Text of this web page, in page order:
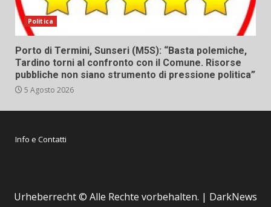
Politica
Porto di Termini, Sunseri (M5S): “Basta polemiche,
Tardino torni al confronto con il Comune. Risorse
pubbliche non siano strumento di pressione politica”
5 Agosto 2026
Info e Contatti
Urheberrecht © Alle Rechte vorbehalten. | DarkNews